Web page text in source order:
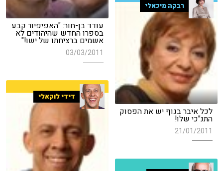
עודד בן-חור: "האפיפיור קבע
בספרו החדש שהיהודים לא
אשמים ברציחתו של ישו!"
03/03/2011
רבקה מיכאלי
לכל איבר בגוף יש את הפסוק
התנ"כי שלו!
21/01/2011
דידי לוקאלי